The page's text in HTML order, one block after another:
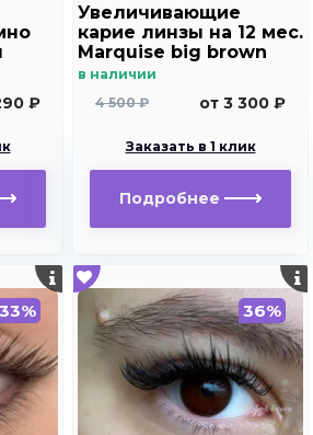
₽
Увеличивающие
карие линзы на 12 мес.
Marquise big brown
в наличии
4 500 ₽
от 3 300 ₽
Заказать в 1 клик
Подробнее
33% 36%